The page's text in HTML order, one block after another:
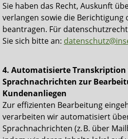
Sie haben das Recht, Auskunft
verlangen sowie die Berichtigung
beantragen. Für
Sie sich bitte an:
4. Automatisierte Transkription
Sprachnachrichten zur
Kundenanliegen
Zur effizienten Bearbeitung
verarbeiten wir automatisiert
Sprachnachrichten (z. B. über